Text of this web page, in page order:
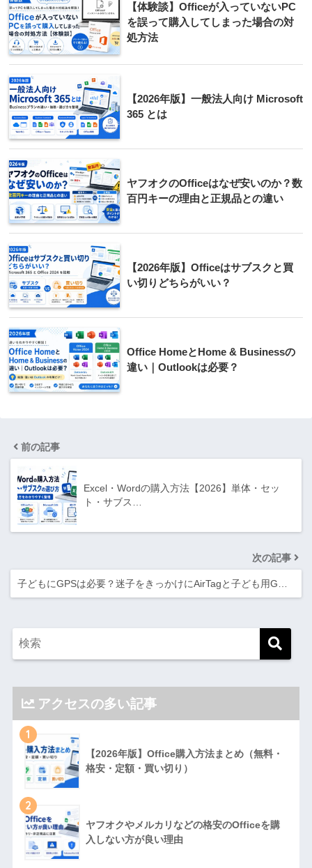
【体験談】Officeが入っていないPC
を誤って購入してしまった場合の対
処方法
【2026年版】一般法人向け Microsoft
365 とは
ヤフオクのOfficeはなぜ安いのか？数
百円キーの理由と正規品との違い
【2026年版】Officeはサブスクと買
い切りどちらがいい？
Office HomeとHome & Businessの
違い｜Outlookは必要？
前の記事
Excel・Wordの購入方法【2026】単体・セッ
ト・サブス…
次の記事
子どもにGPSは必要？迷子をきっかけにAirTagと子ども用G…
アクセスの多い記事
1
【2026年版】Office購入方法まとめ（無料・
格安・定額・買い切り）
2
ヤフオクやメルカリなどの格安のOfficeを購
入しない方が良い理由